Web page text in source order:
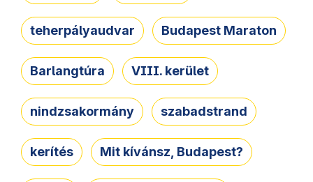
teherpályaudvar Budapest Maraton
Barlangtúra VIII. kerület
nindzsakormány szabadstrand
kerítés Mit kívánsz, Budapest?